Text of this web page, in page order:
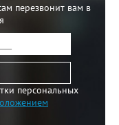
перезвонит вам в
персональных